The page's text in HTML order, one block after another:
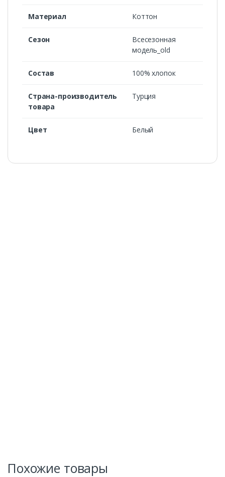
Материал Коттон
Сезон
Всесезонная
модель_old
Состав 100% хлопок
Страна-производитель
товара
Турция
Цвет Белый
Похожие товары